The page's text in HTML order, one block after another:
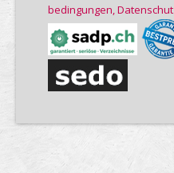
bedin­gungen,